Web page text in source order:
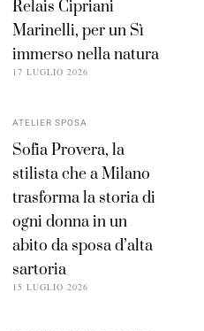
Relais Cipriani
Marinelli, per un Sì
immerso nella natura
17 LUGLIO 2026
ATELIER SPOSA
Sofia Provera, la
stilista che a Milano
trasforma la storia di
ogni donna in un
abito da sposa d’alta
sartoria
15 LUGLIO 2026